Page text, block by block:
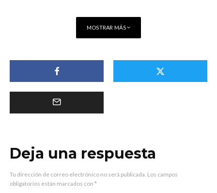
MOSTRAR MÁS
Deja una respuesta
Tu dirección de correo electrónico no será publicada. Los campos
obligatorios están marcados con *